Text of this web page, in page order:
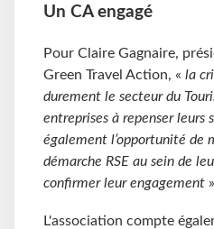
Un CA engagé
Pour Claire Gagnaire,
Green Travel Action, « la
durement le secteur du
entreprises à repenser leurs
également l’opportunité de
démarche RSE au sein de
confirmer leur engagement
L'association compte